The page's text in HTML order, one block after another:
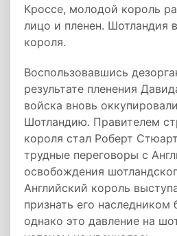
Кроссе, молодой король
лицо и пленен. Шотландия
короля.
Воспользовавшись
результате пленения
войска вновь
Шотландию. Правителем
короля стал Роберт
трудные переговоры с
освобождения
Английский король
признать его наследником
однако это давление на